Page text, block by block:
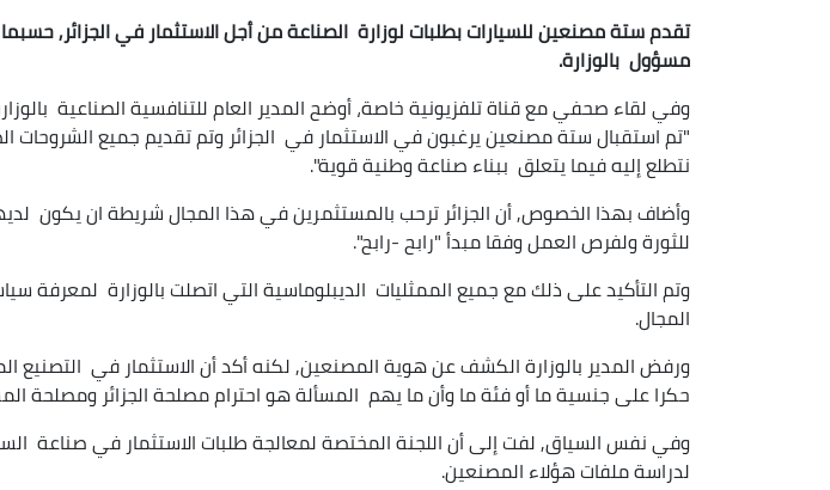
تقدم ستة مصنعين للسيارات بطلبات لوزارة الصناعة من أجل الاستثمار في الجزائر,
مسؤول بالوزارة.
وفي لقاء صحفي مع قناة تلفزيونية خاصة، أوضح المدير العام للتنافسية الصناعية
"تم استقبال ستة مصنعين يرغبون في الاستثمار في الجزائر وتم تقديم جميع الشروحات
نتطلع إليه فيما يتعلق ببناء صناعة وطنية قوية".
وأضاف بهذا الخصوص, أن الجزائر ترحب بالمستثمرين في هذا المجال شريطة ان يكون
للثورة ولفرص العمل وفقا مبدأ "رابح -رابح".
وتم التأكيد على ذلك مع جميع الممثليات الديبلوماسية التي اتصلت بالوزارة لمعرفة
المجال.
ورفض المدير بالوزارة الكشف عن هوية المصنعين, لكنه أكد أن الاستثمار في التصنيع
حكرا على جنسية ما أو فئة ما وأن ما يهم المسألة هو احترام مصلحة الجزائر ومصلحة
وفي نفس السياق, لفت إلى أن اللجنة المختصة لمعالجة طلبات الاستثمار في صناعة
لدراسة ملفات هؤلاء المصنعين.